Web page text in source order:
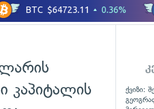
კაპიტალის
ქვიზი: